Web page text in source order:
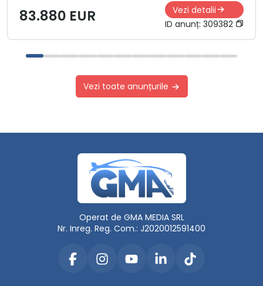
83.880 EUR
Vezi detalii
ID anunț: 309382
Vezi toate anunțurile
Operat de GMA MEDIA SRL
Nr. Inreg. Reg. Com.: J2020012591400